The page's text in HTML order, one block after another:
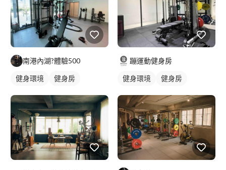
南港內湖?️體驗500
健身環境 健身房
蹦運動健身房
健身環境 健身房